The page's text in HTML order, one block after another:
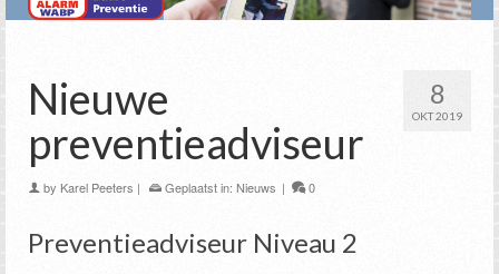
8
OKT 2019
Nieuwe
preventieadviseur
by Karel Peeters | Geplaatst in: Nieuws | 0
Preventieadviseur Niveau 2